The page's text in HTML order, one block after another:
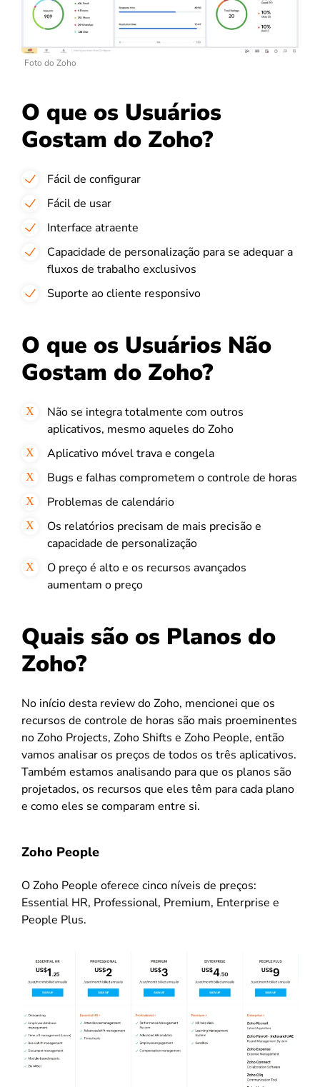
Foto do Zoho
O que os Usuários
Gostam do Zoho?
Fácil de configurar
Fácil de usar
Interface atraente
Capacidade de personalização para se adequar a
fluxos de trabalho exclusivos
Suporte ao cliente responsivo
O que os Usuários Não
Gostam do Zoho?
Não se integra totalmente com outros
aplicativos, mesmo aqueles do Zoho
Aplicativo móvel trava e congela
Bugs e falhas comprometem o controle de horas
Problemas de calendário
Os relatórios precisam de mais precisão e
capacidade de personalização
O preço é alto e os recursos avançados
aumentam o preço
Quais são os Planos do
Zoho?
No início desta review do Zoho, mencionei que os
recursos de controle de horas são mais proeminentes
no Zoho Projects, Zoho Shifts e Zoho People, então
vamos analisar os preços de todos os três aplicativos.
Também estamos analisando para que os planos são
projetados, os recursos que eles têm para cada plano
e como eles se comparam entre si.
Zoho People
O Zoho People oferece cinco níveis de preços:
Essential HR, Professional, Premium, Enterprise e
People Plus.